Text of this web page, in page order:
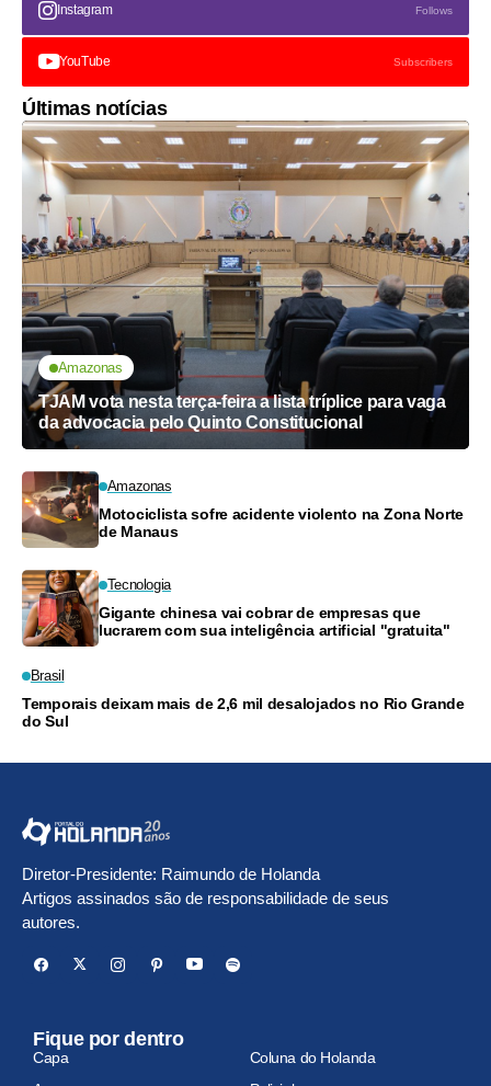
Instagram Follows
YouTube Subscribers
Últimas notícias
Amazonas
TJAM vota nesta terça-feira a lista tríplice para vaga
da advocacia pelo Quinto Constitucional
Amazonas
Motociclista sofre acidente violento na Zona Norte
de Manaus
Tecnologia
Gigante chinesa vai cobrar de empresas que
lucrarem com sua inteligência artificial "gratuita"
Brasil
Temporais deixam mais de 2,6 mil desalojados no Rio Grande
do Sul
Diretor-Presidente: Raimundo de Holanda
Artigos assinados são de responsabilidade de seus
autores.
Fique por dentro
Capa
Coluna do Holanda